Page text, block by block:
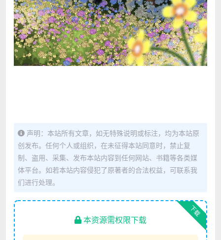
声明：本站所有文章，如无特殊说明或标注，均为本站原
创发布。任何个人或组织，在未征得本站同意时，禁止复
制、盗用、采集、发布本站内容到任何网站、书籍等各类媒
体平台。如若本站内容侵犯了原著者的合法权益，可联系我
们进行处理。
下载
本资源需权限下载